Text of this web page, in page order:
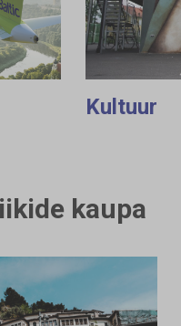
Kultuur
kaupa